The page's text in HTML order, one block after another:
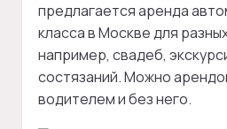
предлагается аренда
класса в Москве для
например, свадеб,
состязаний. Можно
водителем и без него.